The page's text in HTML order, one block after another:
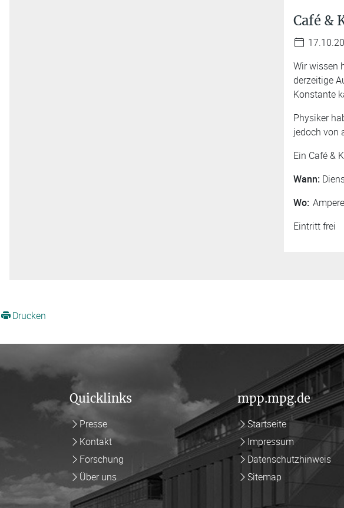
Café &
Wir wissen
derzeitige
Konstante
Physiker
jedoch von
Ein Café &
Wann:
Wo:
Eintritt frei
Drucken
Quicklinks
Presse
Kontakt
Forschung
Über uns
mpp.mpg.de
Startseite
Impressum
Datenschutzhinweis
Sitemap